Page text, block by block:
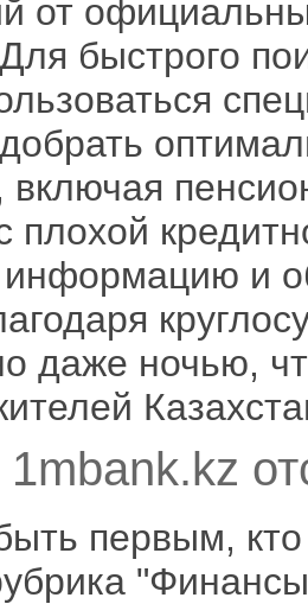
от
быстрого
включая
плохой
и
даже ночью,
первым,